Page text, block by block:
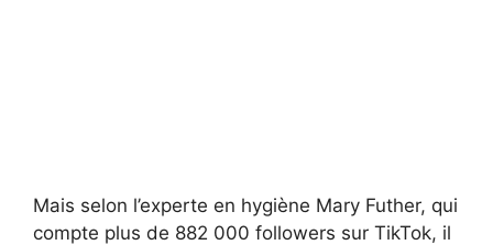
Mais selon l’experte en hygiène Mary Futher, qui
compte plus de 882 000 followers sur TikTok, il